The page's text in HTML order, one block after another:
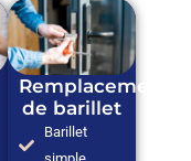
Remplacement
de barillet
Barillet